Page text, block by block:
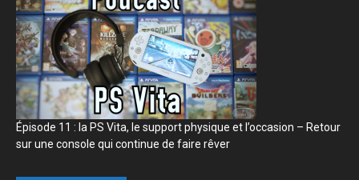
Épisode 11 : la PS Vita, le support physique et l’occasion – Retour
sur une console qui continue de faire rêver